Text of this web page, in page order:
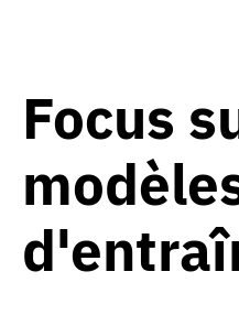
Focus